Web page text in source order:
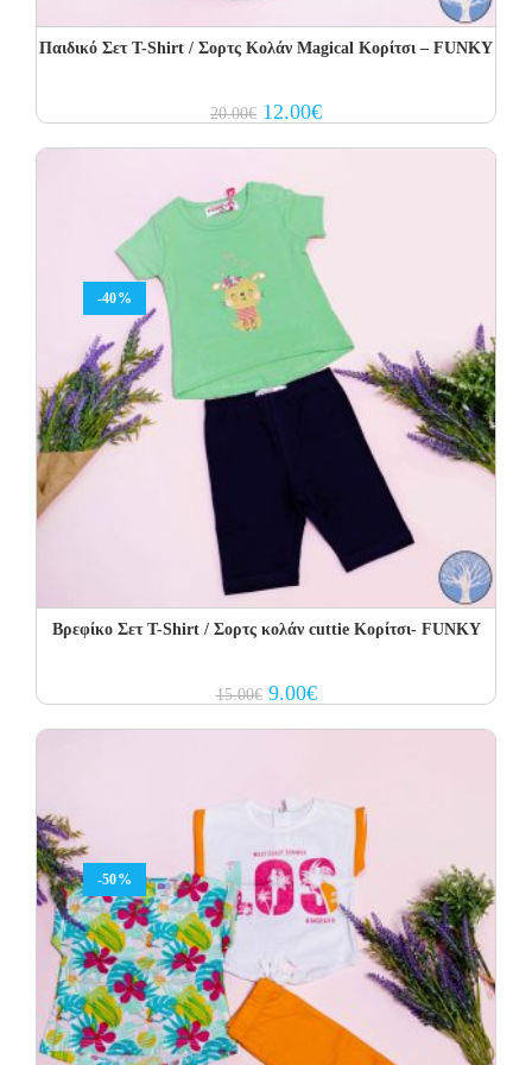
Παιδικό Σετ Τ-Shirt / Σορτς Κολάν Magical Κορίτσι – FUNKY
20.00€ Original
price
12.00€Current
price
-40%
Βρεφίκο Σετ Τ-Shirt / Σορτς κολάν cuttie Κορίτσι- FUNKY
15.00€ Original
price
9.00€Current
price
-50%